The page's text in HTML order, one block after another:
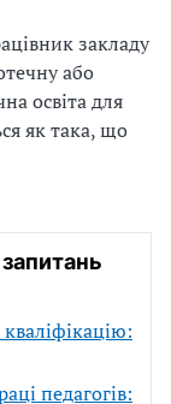
закладу
або
освіта для
як така, що
педагогів: